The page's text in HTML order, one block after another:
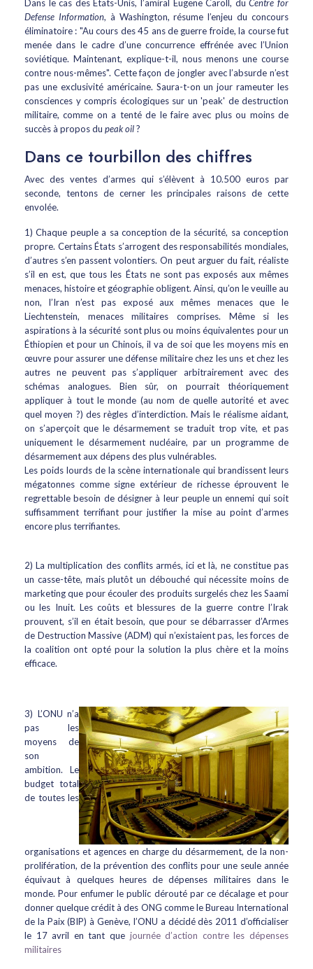
Dans le cas des États-Unis, l’amiral Eugene Caroll, duCentre for
Defense Information, à Washington, résume l’enjeu du concours
éliminatoire : "Au cours des 45 ans de guerre froide, la course fut
menée dans le cadre d’une concurrence effrénée avec l’Union
soviétique. Maintenant, explique-t-il, nous menons une course
contre nous-mêmes". Cette façon de jongler avec l’absurde n’est
pas une exclusivité américaine. Saura-t-on un jour rameuter les
consciences y compris écologiques sur un 'peak' de destruction
militaire, comme on a tenté de le faire avec plus ou moins de
succès à propos du peak oil?
Dans ce tourbillon des chiffres
Avec des ventes d’armes qui s’élèvent à 10.500 euros par
seconde, tentons de cerner les principales raisons de cette
envolée.
1) Chaque peuple a sa conception de la sécurité, sa conception
propre. Certains États s’arrogent des responsabilités mondiales,
d’autres s’en passent volontiers. On peut arguer du fait, réaliste
s’il en est, que tous les États ne sont pas exposés aux mêmes
menaces, histoire et géographie obligent. Ainsi, qu’on le veuille au
non, l’Iran n’est pas exposé aux mêmes menaces que le
Liechtenstein, menaces militaires comprises. Même si les
aspirations à la sécurité sont plus ou moins équivalentes pour un
Éthiopien et pour un Chinois, il va de soi que les moyens mis en
œuvre pour assurer une défense militaire chez les uns et chez les
autres ne peuvent pas s’appliquer arbitrairement avec des
schémas analogues. Bien sûr, on pourrait théoriquement
appliquer à tout le monde (au nom de quelle autorité et avec
quel moyen ?) des règles d’interdiction. Mais le réalisme aidant,
on s’aperçoit que le désarmement se traduit trop vite, et pas
uniquement le désarmement nucléaire, par un programme de
désarmement aux dépens des plus vulnérables.
Les poids lourds de la scène internationale qui brandissent leurs
mégatonnes comme signe extérieur de richesse éprouvent le
regrettable besoin de désigner à leur peuple un ennemi qui soit
suffisamment terrifiant pour justifier la mise au point d’armes
encore plus terrifiantes.
2) La multiplication des conflits armés, ici et là, ne constitue pas
un casse-tête, mais plutôt un débouché qui nécessite moins de
marketing que pour écouler des produits surgelés chez les Saami
ou les Inuit. Les coûts et blessures de la guerre contre l’Irak
prouvent, s’il en était besoin, que pour se débarrasser d’Armes
de Destruction Massive (ADM) qui n’existaient pas, les forces de
la coalition ont opté pour la solution la plus chère et la moins
efficace.
3) L’ONU n’a
pas les
moyens de
son
ambition. Le
budget total
de toutes les
organisations et agences en charge du désarmement, de la non-
prolifération, de la prévention des conflits pour une seule année
équivaut à quelques heures de dépenses militaires dans le
monde. Pour enfumer le public dérouté par ce décalage et pour
donner quelque crédit à des ONG comme le Bureau International
de la Paix (BIP) à Genève, l’ONU a décidé dès 2011 d’officialiser
le 17 avril en tant que journée d’action contre les dépenses
militaires